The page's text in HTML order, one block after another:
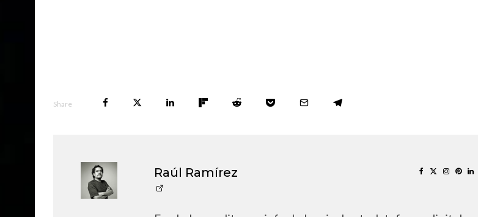
Share
Raúl Ramírez